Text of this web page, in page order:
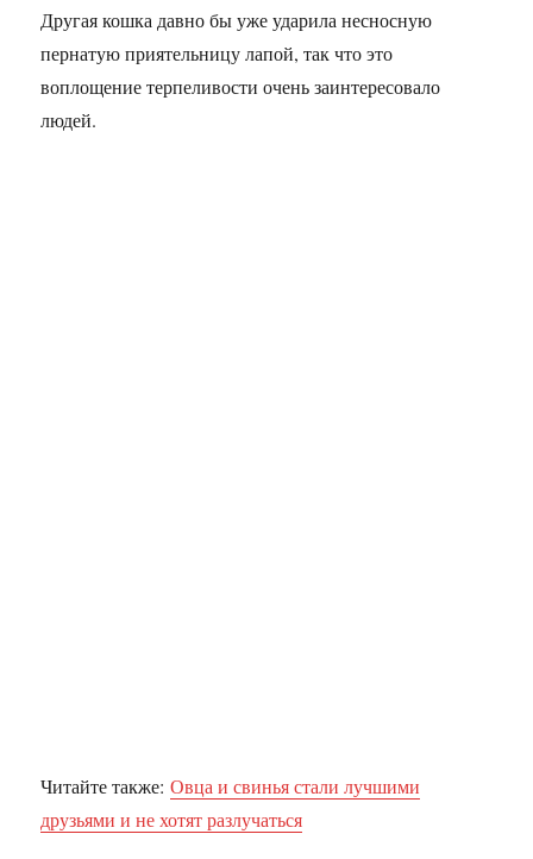
Другая кошка давно бы уже ударила несносную
пернатую приятельницу лапой, так что это
воплощение терпеливости очень заинтересовало
людей.
Читайте также:Овца и свинья стали лучшими
друзьями и не хотят разлучаться